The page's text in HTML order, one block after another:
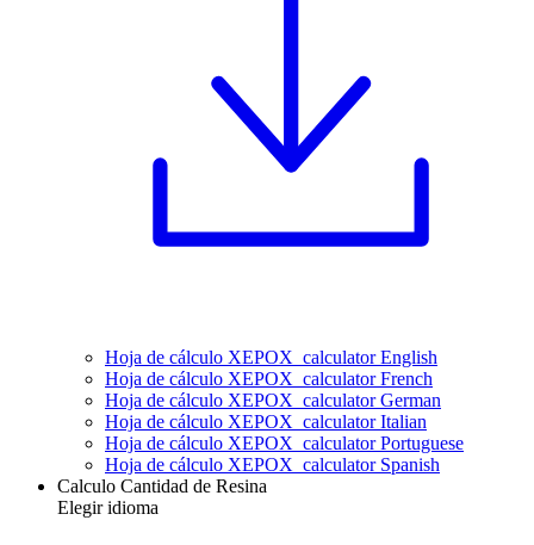
Hoja de cálculo XEPOX_calculator English
Hoja de cálculo XEPOX_calculator French
Hoja de cálculo XEPOX_calculator German
Hoja de cálculo XEPOX_calculator Italian
Hoja de cálculo XEPOX_calculator Portuguese
Hoja de cálculo XEPOX_calculator Spanish
Calculo Cantidad de Resina
Elegir idioma